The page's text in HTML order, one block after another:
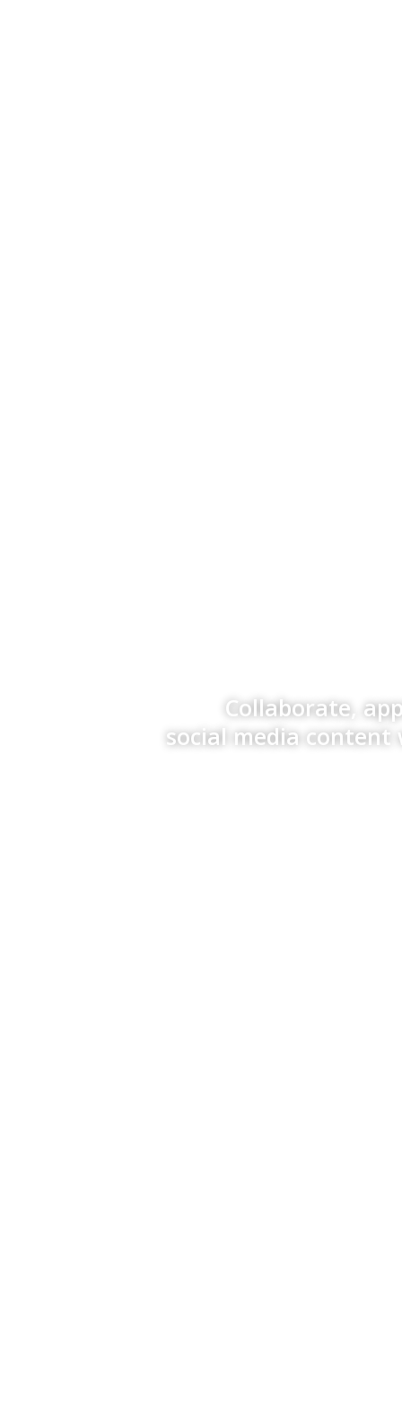
Collaborate,
social media